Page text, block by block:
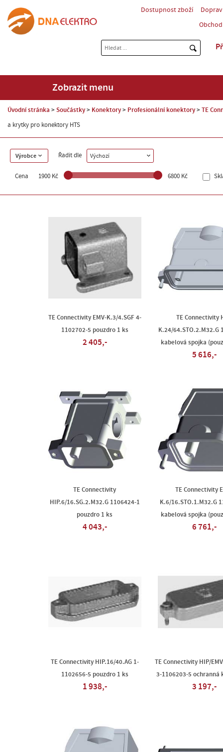
Dostupnost zboží
Zobrazit menu
Úvodní stránka Součástky Konektory Profesionální konektory TE
a krytky pro konektory HTS
Výrobce Řadit dle Výchozí
Cena 1900 Kč 6800 Kč
TE Connectivity EMV-K.3/4.SGF 4-
1102702-5 pouzdro 1 ks
2 405,-
TE Connectivity
K.24/64.STO.2.M32.G
kabelová spojka
5 616,-
TE Connectivity
HIP.6/16.SG.2.M32.G 1106424-1
pouzdro 1 ks
4 043,-
TE Connectivity
K.6/16.STO.1.M32.G
kabelová spojka
6 761,-
TE Connectivity HIP.16/40.AG 1-
1102656-5 pouzdro 1 ks
1 938,-
TE Connectivity HIP/
3-1106203-5 ochranná
3 197,-